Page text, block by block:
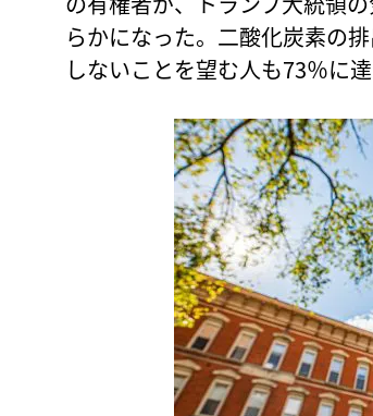
らかになった。二酸化炭素の
しないことを望む人も73％に